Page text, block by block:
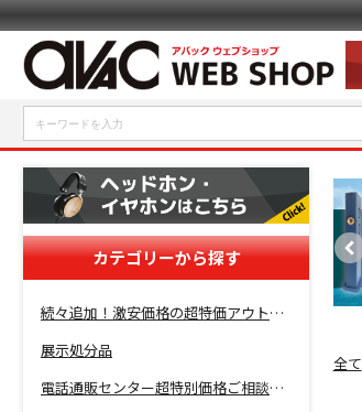
カテゴリーから探す
続々追加！激安価格の超特価アウトレットセール開催！
展示処分品
電話通販センター超特別価格ご相談コーナー！
全て